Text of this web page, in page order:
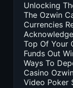
Unlocking
The Ozwin
Currencies
Top Of Your
Funds Out
Ways To
Casino
Video Poker